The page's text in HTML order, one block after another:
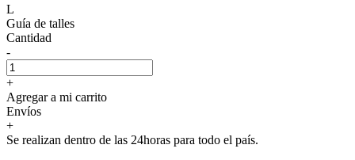
L
Guía de talles
Cantidad
-
+
Agregar a mi carrito
Envíos
+
Se realizan dentro de las 24horas para todo el país.